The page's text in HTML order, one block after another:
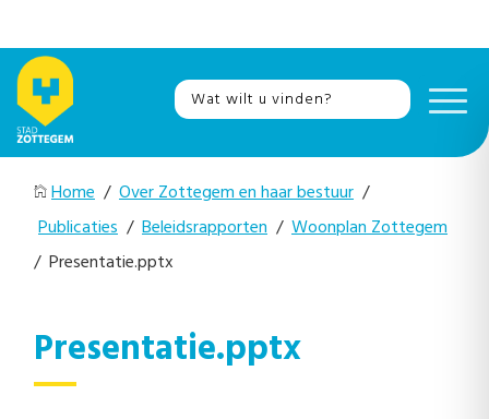
Home / Over Zottegem en haar bestuur /
Publicaties / Beleidsrapporten / Woonplan Zottegem
/ Presentatie.pptx
Presentatie.pptx